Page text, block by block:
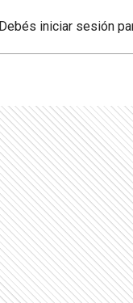
Debés iniciar sesión